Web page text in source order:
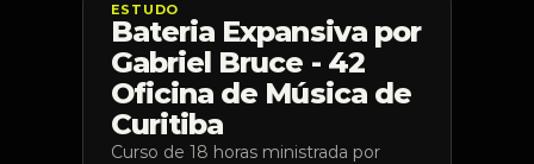
ESTUDO
Bateria Expansiva por
Gabriel Bruce - 42
Oficina de Música de
Curitiba
Curso de 18 horas ministrada por